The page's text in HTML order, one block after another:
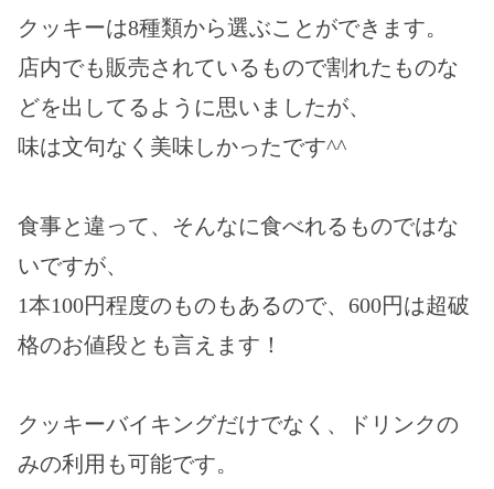
クッキーは8種類から選ぶことができます。
店内でも販売されているもので割れたものな
どを出してるように思いましたが、
味は文句なく美味しかったです^^
食事と違って、そんなに食べれるものではな
いですが、
1本100円程度のものもあるので、600円は超破
格のお値段とも言えます！
クッキーバイキングだけでなく、ドリンクの
みの利用も可能です。